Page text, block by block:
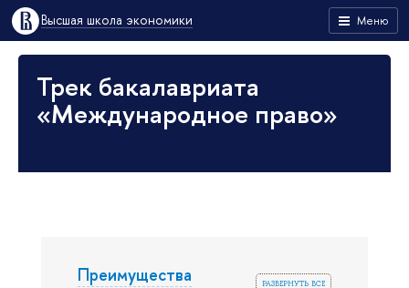
Меню
Высшая школа экономики
Трек бакалавриата
«Международное право»
развернуть все
Преимущества